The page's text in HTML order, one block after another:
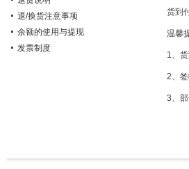
退/换货注意事项
余额的使用与提现
发票制度
货到
温馨
1、
2、
3、